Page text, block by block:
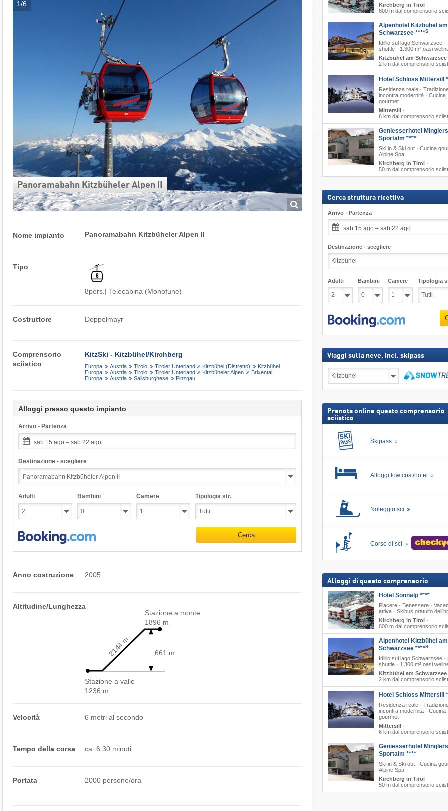
1/6
Panoramabahn Kitzbüheler Alpen II
Nome impianto Panoramabahn Kitzbüheler Alpen II
Tipo
8pers.| Telecabina (Monofune)
Costruttore Doppelmayr
Comprensorio
sciistico
KitzSki - Kitzbühel/​Kirchberg
Europa Austria Tirolo Tiroler Unterland Kitzbühel (Distretto)
Kitzbühel
Europa
Austria Tirolo Tiroler Unterland Kitzbüheler Alpen
Brixental
Europa
Austria Salisburghese Pinzgau
Alloggi presso questo impianto
Arrivo - Partenza
sab 15 ago – sab 22 ago
Destinazione - scegliere
Adulti Bambini Camere Tipologia str.
Cerca
Anno costruzione 2005
Altitudine/Lunghezza
Stazione a valle
1236 m
Stazione a monte
1896 m
661 m
2144 m
Velocità 6 metri al secondo
Tempo della corsa ca. 6:30 minuti
Portata 2000 persone/ora
Kirchberg in Tirol·
800 m dal comprensorio
Alpenhotel Kitzbühel am
Schwarzsee ****S
Idillio sul lago Schwarzsee ·
shuttle · 1.300 m² oasi
Kitzbühel am Schwarzsee
2 km dal comprensorio
Hotel Schloss Mittersill
Residenza reale ·
incontra modernità · Cucina
gourmet
Mittersill·
6 km dal comprensorio
Geniesserhotel Minglers
Sportalm ****
Ski in & Ski out · Cucina
Alpine Spa
Kirchberg in Tirol·
50 m dal comprensorio
Cerca struttura ricettiva
Arrivo - Partenza
sab 15 ago – sab 22 ago
Destinazione - scegliere
Adulti Bambini Camere Tipologia
Viaggi sulla neve, incl. skipass
sulla
Prenota online questo comprensorio
sciistico
Skipass
Alloggi low cost/hotel
Noleggio sci
Corso di sci
Alloggi di questo comprensorio
Hotel Sonnalp ****
Piacere · Benessere ·
attiva · Skibus gratuito
Kirchberg in Tirol ·
800 m dal comprensorio
Alpenhotel Kitzbühel am
Schwarzsee ****S
Idillio sul lago Schwarzsee ·
shuttle · 1.300 m² oasi
Kitzbühel am Schwarzsee
2 km dal comprensorio
Hotel Schloss Mittersill
Residenza reale ·
incontra modernità · Cucina
gourmet
Mittersill
·
6 km dal comprensorio
Geniesserhotel Minglers
Sportalm ****
Ski in & Ski out · Cucina
Alpine Spa
Kirchberg in Tirol ·
50 m dal comprensorio